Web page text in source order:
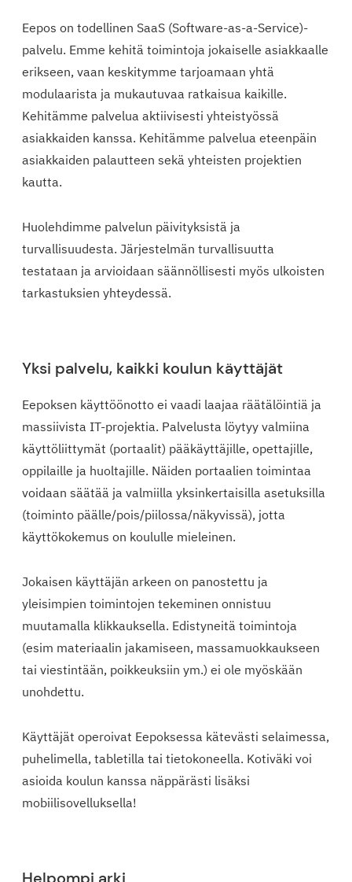
Eepos on todellinen SaaS (Software-as-a-Service)-
palvelu. Emme kehitä toimintoja jokaiselle asiakkaalle
erikseen, vaan keskitymme tarjoamaan yhtä
modulaarista ja mukautuvaa ratkaisua kaikille.
Kehitämme palvelua aktiivisesti yhteistyössä
asiakkaiden kanssa. Kehitämme palvelua eteenpäin
asiakkaiden palautteen sekä yhteisten projektien
kautta.
Huolehdimme palvelun päivityksistä ja
turvallisuudesta. Järjestelmän turvallisuutta
testataan ja arvioidaan säännöllisesti myös ulkoisten
tarkastuksien yhteydessä.
Yksi palvelu, kaikki koulun käyttäjät
Eepoksen käyttöönotto ei vaadi laajaa räätälöintiä ja
massiivista IT-projektia. Palvelusta löytyy valmiina
käyttöliittymät (portaalit) pääkäyttäjille, opettajille,
oppilaille ja huoltajille. Näiden portaalien toimintaa
voidaan säätää ja valmiilla yksinkertaisilla asetuksilla
(toiminto päälle/pois/piilossa/näkyvissä), jotta
käyttökokemus on koululle mieleinen.
Jokaisen käyttäjän arkeen on panostettu ja
yleisimpien toimintojen tekeminen onnistuu
muutamalla klikkauksella. Edistyneitä toimintoja
(esim materiaalin jakamiseen, massamuokkaukseen
tai viestintään, poikkeuksiin ym.) ei ole myöskään
unohdettu.
Käyttäjät operoivat Eepoksessa kätevästi selaimessa,
puhelimella, tabletilla tai tietokoneella. Kotiväki voi
asioida koulun kanssa näppärästi lisäksi
mobiilisovelluksella!